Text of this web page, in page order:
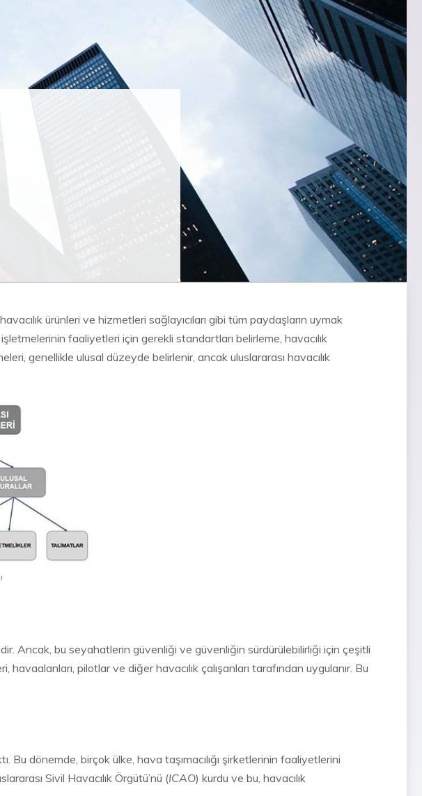
ürünleri ve hizmetleri sağlayıcıları gibi tüm paydaşların uymak
faaliyetleri için gerekli standartları belirleme, havacılık
genellikle ulusal düzeyde belirlenir, ancak uluslararası havacılık
Ancak, bu seyahatlerin güvenliği ve güvenliğin sürdürülebilirliği için çeşitli
pilotlar ve diğer havacılık çalışanları tarafından uygulanır. Bu
Bu dönemde, birçok ülke, hava taşımacılığı şirketlerinin faaliyetlerini
Sivil Havacılık Örgütü’nü (ICAO) kurdu ve bu, havacılık